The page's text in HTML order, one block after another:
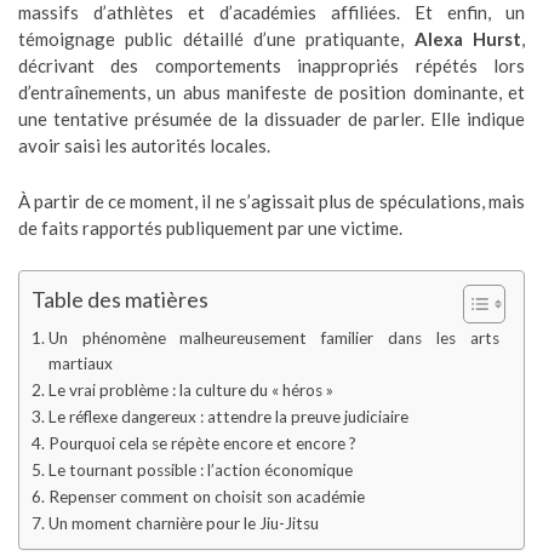
massifs d’athlètes et d’académies affiliées. Et enfin, un
témoignage public détaillé d’une pratiquante, Alexa Hurst,
décrivant des comportements inappropriés répétés lors
d’entraînements, un abus manifeste de position dominante, et
une tentative présumée de la dissuader de parler. Elle indique
avoir saisi les autorités locales.
À partir de ce moment, il ne s’agissait plus de spéculations, mais
de faits rapportés publiquement par une victime.
Table des matières
Un phénomène malheureusement familier dans les arts
martiaux
Le vrai problème : la culture du « héros »
Le réflexe dangereux : attendre la preuve judiciaire
Pourquoi cela se répète encore et encore ?
Le tournant possible : l’action économique
Repenser comment on choisit son académie
Un moment charnière pour le Jiu-Jitsu